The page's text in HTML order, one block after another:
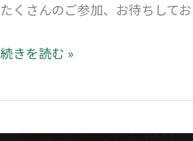
たくさんのご参加、お待ちしてお
続きを読む »